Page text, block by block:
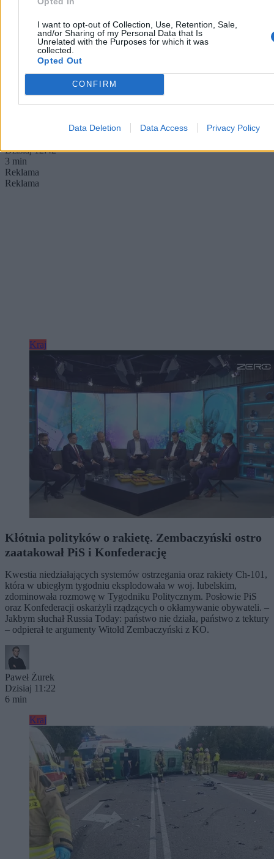
I want to opt-out of Collection, Use, Retention, Sale,
and/or Sharing of my Personal Data that Is
Unrelated with the Purposes for which it was
collected.
Opted Out
CONFIRM
Data Deletion Data Access Privacy Policy
To najlepszy prezydent od 1989 roku?
Jednoznaczny wynik sondażu
44,7 proc. Polaków uważa, że dotychczas najlepszym prezydentem
przeprowadzonego dla Wirtualnej Polski. Najgorzej w badaniu
wypadł Lech Wałęsa i Wojciech Jaruzelski.
Dzisiaj 12:42
3 min
Reklama
Reklama
Kraj
Kłótnia polityków o rakietę. Zembaczyński ostro
zaatakował PiS i Konfederację
Kwestia niedziałających systemów ostrzegania oraz rakiety Ch-101,
która w ubiegłym tygodniu eksplodowała w woj. lubelskim,
zdominowała rozmowę w Tygodniku Politycznym. Posłowie PiS
oraz Konfederacji oskarżyli rządzących o okłamywanie obywateli. –
Jakbym słuchał Russia Today: państwo nie działa, państwo z tektury
– odpierał te argumenty Witold Zembaczyński z KO.
Paweł Żurek
Dzisiaj 11:22
6 min
Kraj